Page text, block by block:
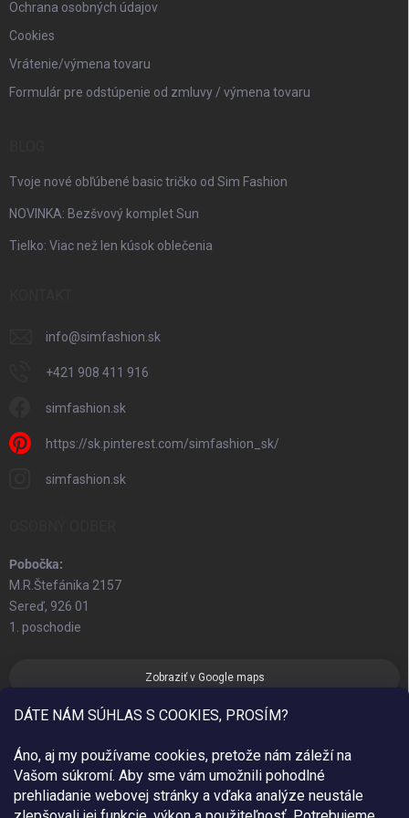
DÁTE NÁM SÚHLAS S COOKIES, PROSÍM?
Áno, aj my používame cookies, pretože nám záleží na
Vašom súkromí. Aby sme vám umožnili pohodlné
prehliadanie webovej stránky a vďaka analýze neustále
Ochrana osobných údajov
Cookies
Vrátenie/výmena tovaru
Formulár pre odstúpenie od zmluvy / výmena tovaru
Tvoje nové obľúbené basic tričko od Sim Fashion
NOVINKA: Bezšvový komplet Sun
Tielko: Viac než len kúsok oblečenia
info@simfashion.sk
+421 908 411 916
simfashion.sk
https://sk.pinterest.com/simfashion_sk/
simfashion.sk
Pobočka:
M.R.Štefánika 2157
Sereď, 926 01
1. poschodie
Zobraziť v Google maps